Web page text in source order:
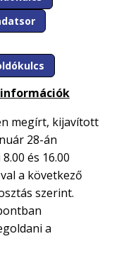
megírt, kijavított
28-án
és 16.00
a következő
szerint.
a